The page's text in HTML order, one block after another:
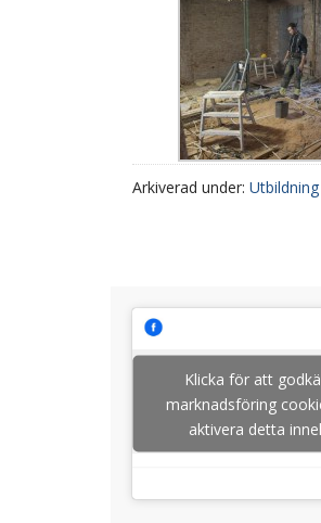
Arkiverad under: Utbildning
Klicka för att
marknadsföring
aktivera detta